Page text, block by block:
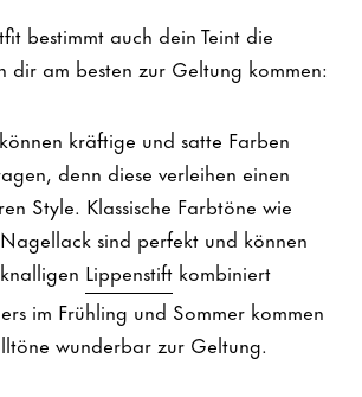
bestimmt auch dein Teint die
dir am besten zur Geltung kommen:
kräftige und satte Farben
denn diese verleihen einen
Style. Klassische Farbtöne wie
sind perfekt und können
Lippenstift kombiniert
im Frühling und Sommer kommen
wunderbar zur Geltung.